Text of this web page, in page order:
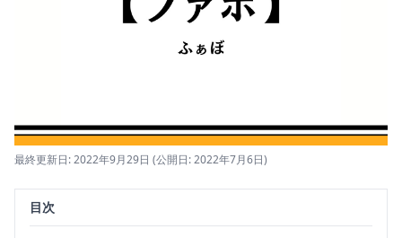
最終更新日: 2022年9月29日 (公開日: 2022年7月6日)
目次